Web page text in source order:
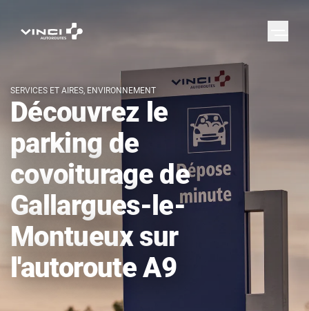
SERVICES ET AIRES, ENVIRONNEMENT
Découvrez le
parking de
covoiturage de
Gallargues-le-
Montueux sur
l'autoroute A9